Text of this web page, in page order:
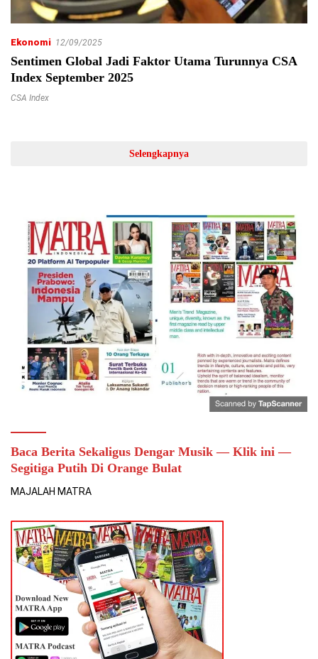
Ekonomi 12/09/2025
Sentimen Global Jadi Faktor Utama Turunnya CSA
Index September 2025
CSA Index
Selengkapnya
Baca Berita Sekaligus Dengar Musik — Klik ini —
Segitiga Putih Di Orange Bulat
MAJALAH MATRA